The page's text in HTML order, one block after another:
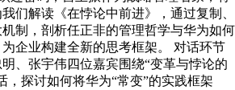
们解读《在悖论中前进》，通过复制、
制，剖析任正非的管理哲学与华为如何
企业构建全新的思考框架。 对话环节
、张宇伟四位嘉宾围绕“变革与悖论的
，探讨如何将华为“常变”的实践框架